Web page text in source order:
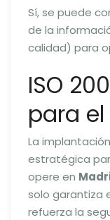
Sí, se puede
de la
calidad) para
ISO
para
La
estratégica
opere en
solo garantiza
refuerza la